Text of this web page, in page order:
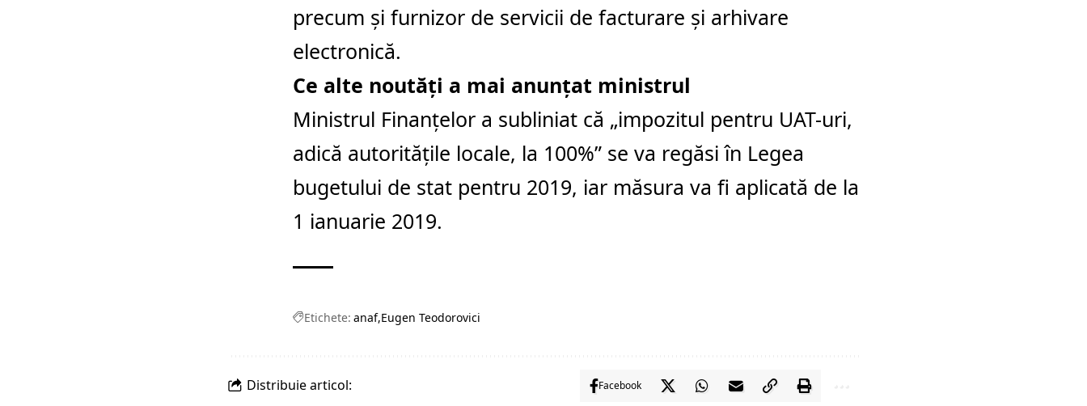
precum şi furnizor de servicii de facturare şi arhivare
electronică.
Ce alte noutăţi a mai anunţat ministrul
Ministrul Finanţelor a subliniat că „impozitul pentru UAT-uri,
adică autorităţile locale, la 100%” se va regăsi în Legea
bugetului de stat pentru 2019, iar măsura va fi aplicată de la
1 ianuarie 2019.
Etichete: anaf Eugen Teodorovici
Distribuie articol: Facebook